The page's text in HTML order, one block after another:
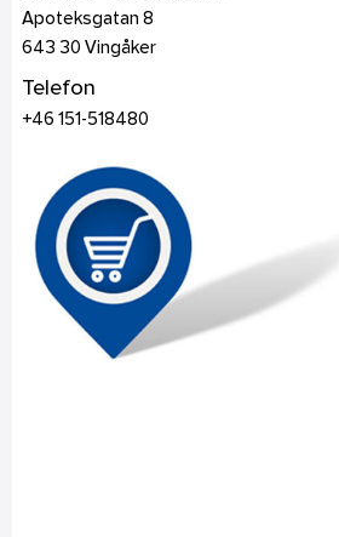
Apoteksgatan 8
643 30 Vingåker
Telefon
+46 151-518480